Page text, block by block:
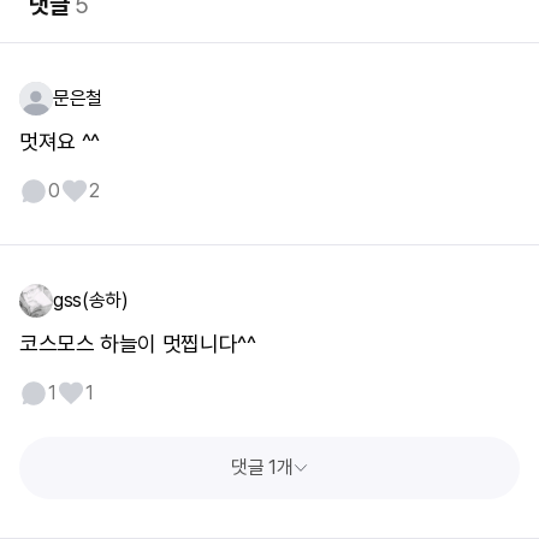
문은철
멋져요 ^^
0 2
gss(송하)
코스모스 하늘이 멋찝니다^^
1 1
댓글 1개